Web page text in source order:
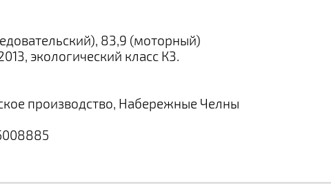
83,9 (моторный)
экологический класс К3.
производство, Набережные Челны